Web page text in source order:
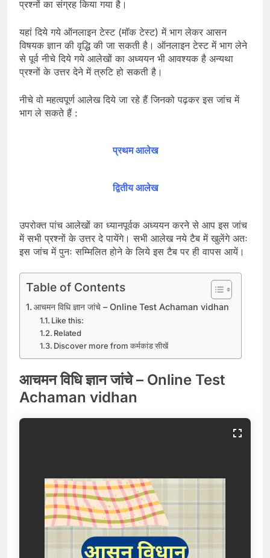
प्रश्नों का संग्रह किया गया है।
यहां दिये गये ऑनलाइन टेस्ट (मॉक टेस्ट) में भाग लेकर आसन
विषयक ज्ञान की वृद्धि की जा सकती है। ऑनलाइन टेस्ट में भाग लेने
से पूर्व नीचे दिये गये आलेखों का अध्ययन भी आवश्यक है अन्यथा
प्रश्नों के उत्तर देने में त्रुटि हो सकती है।
नीचे वो महत्वपूर्ण आलेख दिये जा रहे हैं जिनको पढ़कर इस जांच में
भाग ले सकते हैं :
प्रथम आलेख
द्वितीय आलेख
उपरोक्त पांच आलेखों का ध्यानपूर्वक अध्ययन करने से आप इस जांच
में सभी प्रश्नों के उत्तर दे पायेंगे। सभी आलेख नये टैब में खुलेंगे अतः
इस जांच में पुनः सम्मिलित होने के लिये इस टैब पर ही वापस आयें।
Table of Contents
आचमन विधि ज्ञान जांचे – Online Test Achaman vidhan
Like this:
Related
Discover more from कर्मकांड सीखें
आचमन विधि ज्ञान जांचे – Online Test
Achaman vidhan